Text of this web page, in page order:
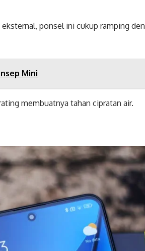
ponsel ini cukup ramping
Mini
membuatnya tahan cipratan air.